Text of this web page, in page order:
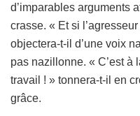
d’imparables arguments
crasse. « Et si
objectera-t-il d’une voix
pas nazillonne. « C’est à
travail ! » tonnera-t-il en
grâce.